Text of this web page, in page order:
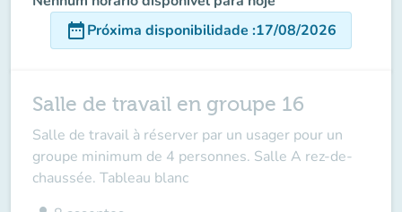
date_rangePróxima disponibilidade :17/08/2026
Salle de travail en groupe 16
Salle de travail à réserver par un usager pour un
groupe minimum de 4 personnes. Salle A rez-de-
chaussée. Tableau blanc